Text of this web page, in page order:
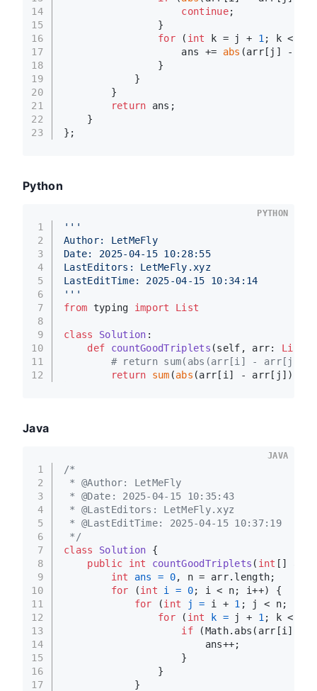
14
15
16
17
18
19
20
21
22
23
continue;
                }
for ( int k = j + 1 ; k < n;
                    ans +=
abs (arr[j] -
                }
            }
        }
return ans;
    }
};
Python
1
2
3
4
5
6
7
8
9
10
11
12
'''
Author: LetMeFly
Date: 2025-04-15 10:28:55
LastEditors: LetMeFly.xyz
LastEditTime: 2025-04-15 10:34:14
'''
from typing import List
class Solution :
def
countGoodTriplets (self, arr: List
# return sum(abs(arr[i] - arr[j])
return
sum (abs (arr[i] - arr[j]) <=
PYTHON
Java
1
2
3
4
5
6
7
8
9
10
11
12
13
14
15
16
17
/*
* @Author: LetMeFly
* @Date: 2025-04-15 10:35:43
* @LastEditors: LetMeFly.xyz
* @LastEditTime: 2025-04-15 10:37:19
*/
class
Solution {
public
int countGoodTriplets ( int []
int
ans = 0, n = arr.length;
for (int i = 0; i < n; i++) {
for (int j = i + 1 ; j < n;
for ( int k = j + 1 ; k < n;
if (Math.abs(arr[i] -
                        ans++;
                    }
                }
            }
JAVA